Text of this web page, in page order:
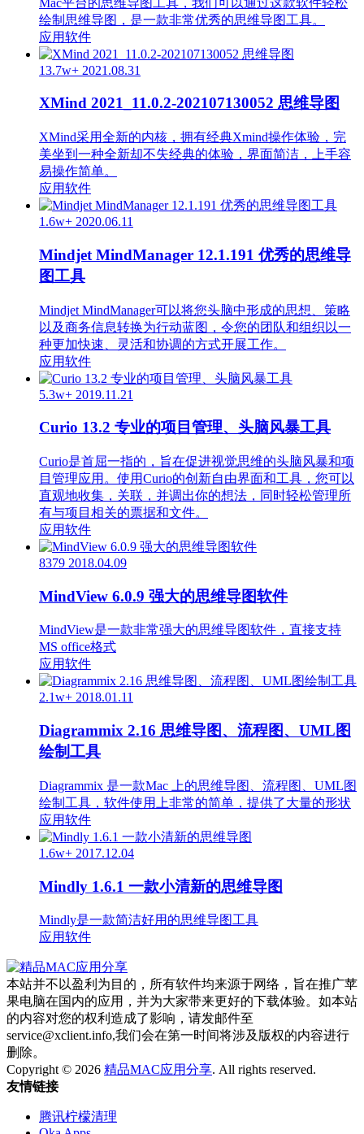
绘制思维导图，是一款非常优秀的思维导图工具。
应用软件
13.7w+ 2021.08.31
XMind 2021_11.0.2-202107130052 思维导图
XMind采用全新的内核，拥有经典Xmind操作体验，完
美坐到一种全新却不失经典的体验，界面简洁，上手容
易操作简单。
应用软件
1.6w+ 2020.06.11
Mindjet MindManager 12.1.191 优秀的思维导
图工具
Mindjet MindManager可以将您头脑中形成的思想、策略
以及商务信息转换为行动蓝图，令您的团队和组织以一
种更加快速、灵活和协调的方式开展工作。
应用软件
5.3w+ 2019.11.21
Curio 13.2 专业的项目管理、头脑风暴工具
Curio是首屈一指的，旨在促进视觉思维的头脑风暴和项
目管理应用。使用Curio的创新自由界面和工具，您可以
直观地收集，关联，并调出你的想法，同时轻松管理所
有与项目相关的票据和文件。
应用软件
8379 2018.04.09
MindView 6.0.9 强大的思维导图软件
MindView是一款非常强大的思维导图软件，直接支持
MS office格式
应用软件
2.1w+ 2018.01.11
Diagrammix 2.16 思维导图、流程图、UML图
绘制工具
Diagrammix 是一款Mac 上的思维导图、流程图、UML图
绘制工具，软件使用上非常的简单，提供了大量的形状
应用软件
1.6w+ 2017.12.04
Mindly 1.6.1 一款小清新的思维导图
Mindly是一款简洁好用的思维导图工具
应用软件
本站并不以盈利为目的，所有软件均来源于网络，旨在推广苹
果电脑在国内的应用，并为大家带来更好的下载体验。如本站
的内容对您的权利造成了影响，请发邮件至
service@xclient.info,我们会在第一时间将涉及版权的内容进行
删除。
Copyright © 2026 精品MAC应用分享. All rights reserved.
友情链接
腾讯柠檬清理